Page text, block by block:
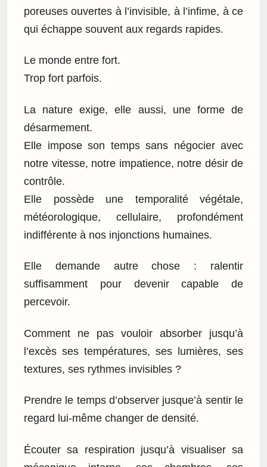
poreuses ouvertes à l’invisible, à l’infime, à ce
qui échappe souvent aux regards rapides.
Le monde entre fort.
Trop fort parfois.
La nature exige, elle aussi, une forme de
désarmement.
Elle impose son temps sans négocier avec
notre vitesse, notre impatience, notre désir de
contrôle.
Elle possède une temporalité végétale,
météorologique, cellulaire, profondément
indifférente à nos injonctions humaines.
Elle demande autre chose : ralentir
suffisamment pour devenir capable de
percevoir.
Comment ne pas vouloir absorber jusqu’à
l’excès ses températures, ses lumières, ses
textures, ses rythmes invisibles ?
Prendre le temps d’observer jusque’à sentir le
regard lui-même changer de densité.
Écouter sa respiration jusqu’à visualiser sa